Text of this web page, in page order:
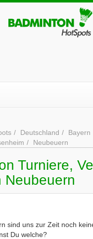
Deutschland
Bayern
Neubeuern
Turniere,
Neubeuern
sind uns zur Zeit noch
Du welche?